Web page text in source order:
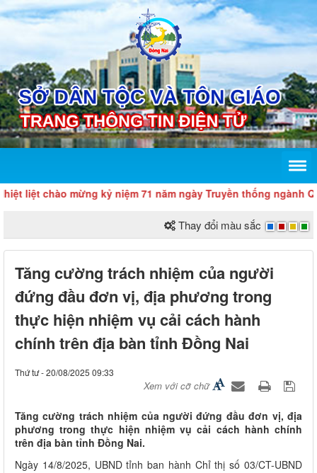
chào mừng kỷ niệm 71 năm ngày Truyền thống ngành Quản
Thay đổi màu sắc
Tăng cường trách nhiệm của người
đứng đầu đơn vị, địa phương trong
thực hiện nhiệm vụ cải cách hành
chính trên địa bàn tỉnh Đồng Nai
Thứ tư - 20/08/2025 09:33
Xem với cỡ chữ
Tăng cường trách nhiệm của người đứng đầu đơn vị, địa
phương trong thực hiện nhiệm vụ cải cách hành chính
trên địa bàn tỉnh Đồng Nai.
Ngày 14/8/2025, UBND tỉnh ban hành Chỉ thị số 03/CT-UBND